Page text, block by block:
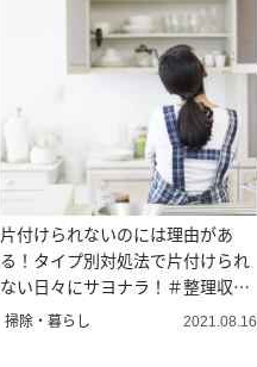
片付けられないのには理由があ
る！タイプ別対処法で片付けられ
ない日々にサヨナラ！＃整理収納
アドバイザー直伝
掃除・暮らし 2021.08.16